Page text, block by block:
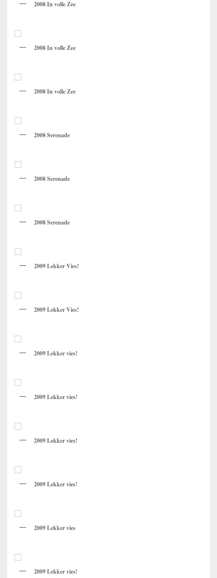
2008 In volle Zee
2008 In volle Zee
2008 In volle Zee
2008 Serenade
2008 Serenade
2008 Serenade
2009 Lekker Vies!
2009 Lekker Vies!
2009 Lekker vies!
2009 Lekker vies!
2009 Lekker vies!
2009 Lekker vies!
2009 Lekker vies
2009 Lekker vies!